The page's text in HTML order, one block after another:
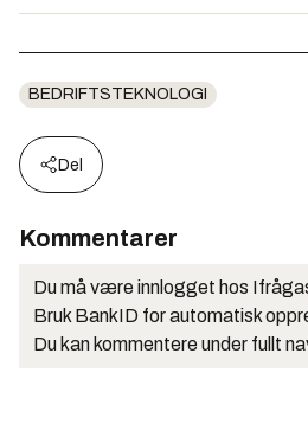
BEDRIFTSTEKNOLOGI
Del
Kommentarer
Du må være innlogget hos
Bruk BankID for automatisk
Du kan kommentere under fullt